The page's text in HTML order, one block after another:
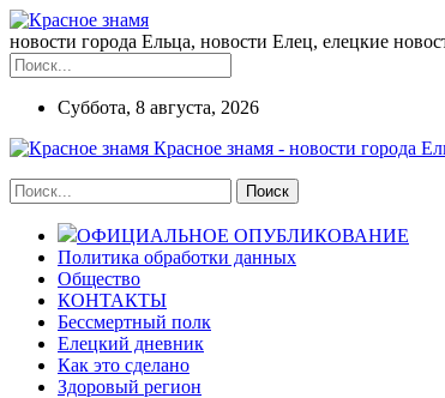
новости города Ельца, новости Елец, елецкие
Суббота, 8 августа, 2026
Красное знамя - новости города
ОФИЦИАЛЬНОЕ ОПУБЛИКОВАНИЕ
Политика обработки данных
Общество
КОНТАКТЫ
Бессмертный полк
Елецкий дневник
Как это сделано
Здоровый регион